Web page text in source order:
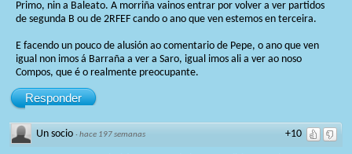
Primo, nin a Baleato. A morriña vainos entrar por volver a ver partidos
de segunda B ou de 2RFEF cando o ano que ven estemos en terceira.
E facendo un pouco de alusión ao comentario de Pepe, o ano que ven
igual non imos á Barraña a ver a Saro, igual imos ali a ver ao noso
Compos, que é o realmente preocupante.
Responder
+10
Un socio ·hace 197 semanas